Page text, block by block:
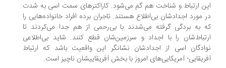
ارتباط و شناخت هم گم می‌­شود. کاراکترهای سمت اسی به شدت
مورد اجدادشان بی‌اطلاع هستند. تاجران برده افراد خانواده­‌هایی را
به بردگی گرفته می‌شدند با بی‌رحمی از هم جدا می­‌کردند تا
را با اجداد و سرزمین‌شان قطع کنند. شاید بی‌اطلاعی
اسی از اجدادشان نشانگر این واقعیت باشد که ارتباط
آمریکایی‌های امروز با بخش آفریقایی­شان ناچیز است.